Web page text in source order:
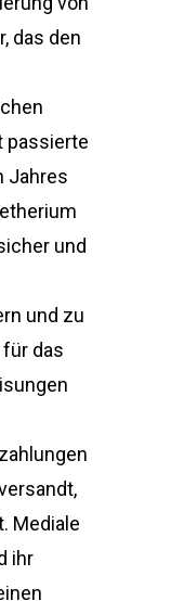
das den
passierte
Jahres
und
und zu
das
Mediale
ihr